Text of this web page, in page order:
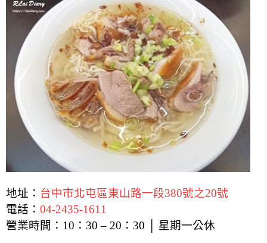
地址： 台中市北屯區東山路一段380號之20號
電話： 04-2435-1611
營業時間：10：30 – 20：30 │ 星期一公休